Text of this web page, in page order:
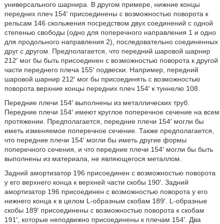
универсального шарнира. В другом примере, нижние концы
передних плеч 154′ присоединены с возможностью поворота к
рельсам 146 скольжения посредством двух соединений с одной
степенью свободы (одно для поперечного направления 1 и одно
для продольного направления 2), последовательно соединенных
друг с другом. Предполагается, что передний шаровой шарнир
212′ мог бы быть присоединен с возможностью поворота к другой
части переднего плеча 155′ подвески. Например, передний
шаровой шарнир 212′ мог бы присоединять с возможностью
поворота верхние концы передних плеч 154′ к туннелю 108.
Передние плечи 154′ выполнены из металлических труб.
Передние плечи 154′ имеют круглое поперечное сечение на всем
протяжении. Предполагается, передние плечи 154′ могли бы
иметь изменяемое поперечное сечение. Также предполагается,
что передние плечи 154′ могли бы иметь другие формы
поперечного сечения, и что передние плечи 154′ могли бы быть
выполнены из материала, не являющегося металлом.
Задний амортизатор 196 присоединен с возможностью поворота
у его верхнего конца к верхней части скобы 190′. Задний
амортизатор 196 присоединен с возможностью поворота у его
нижнего конца к в целом L-образным скобам 189′. L-образные
скобы 189′ присоединены с возможностью поворота к скобам
191′, которые неподвижно присоединены к плечам 154′. Два